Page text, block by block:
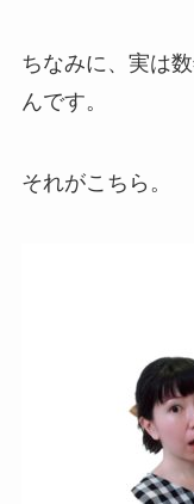
ちなみに、実は
んです。
それがこちら。